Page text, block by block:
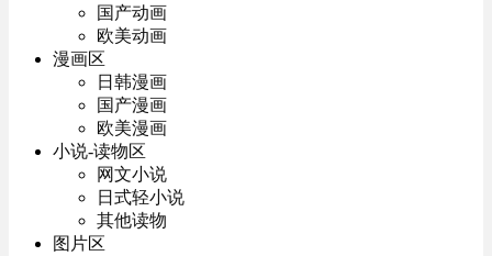
国产动画
欧美动画
漫画区
日韩漫画
国产漫画
欧美漫画
小说-读物区
网文小说
日式轻小说
其他读物
图片区